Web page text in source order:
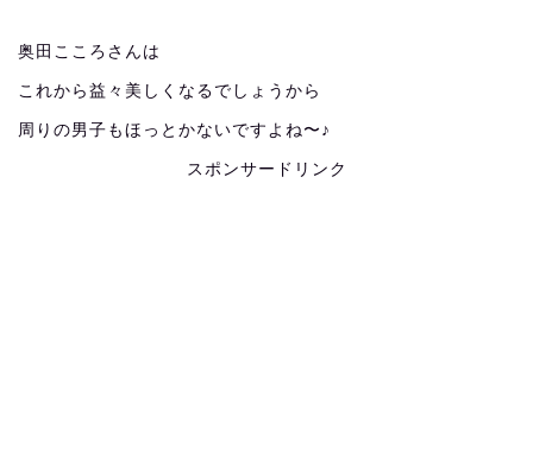
奥田こころさんは
これから益々美しくなるでしょうから
周りの男子もほっとかないですよね〜♪
スポンサードリンク